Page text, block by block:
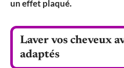
un effet plaqué.
Laver vos cheveux
adaptés